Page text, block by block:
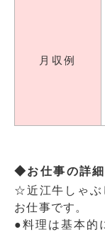
月収例
◆お仕事の詳
☆近江牛しゃぶ
お仕事です。
●料理は基本的